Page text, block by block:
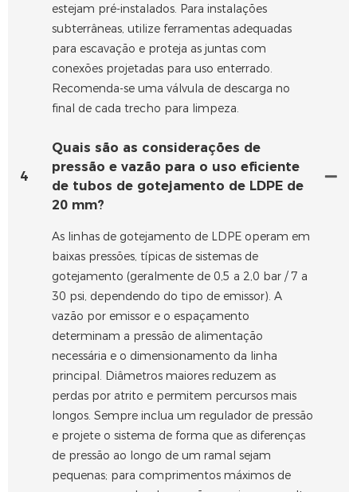
estejam pré-instalados. Para instalações
subterrâneas, utilize ferramentas adequadas
para escavação e proteja as juntas com
conexões projetadas para uso enterrado.
Recomenda-se uma válvula de descarga no
final de cada trecho para limpeza.
4
Quais são as considerações de
pressão e vazão para o uso eficiente
de tubos de gotejamento de LDPE de
20 mm?
As linhas de gotejamento de LDPE operam em
baixas pressões, típicas de sistemas de
gotejamento (geralmente de 0,5 a 2,0 bar / 7 a
30 psi, dependendo do tipo de emissor). A
vazão por emissor e o espaçamento
determinam a pressão de alimentação
necessária e o dimensionamento da linha
principal. Diâmetros maiores reduzem as
perdas por atrito e permitem percursos mais
longos. Sempre inclua um regulador de pressão
e projete o sistema de forma que as diferenças
de pressão ao longo de um ramal sejam
pequenas; para comprimentos máximos de